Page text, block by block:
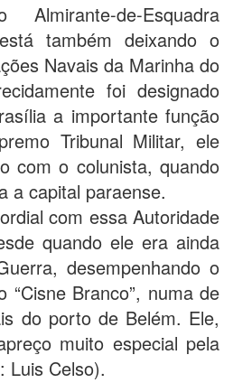
de-Esquadra
também deixando o
Navais da Marinha do
foi designado
a importante função
Tribunal Militar, ele
com o colunista, quando
a capital paraense.
com essa Autoridade
quando ele era ainda
desempenhando o
“Cisne Branco”, numa de
do porto de Belém. Ele,
muito especial pela
Luis Celso).